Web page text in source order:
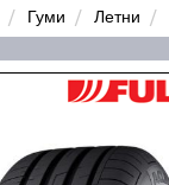
Гуми Летни